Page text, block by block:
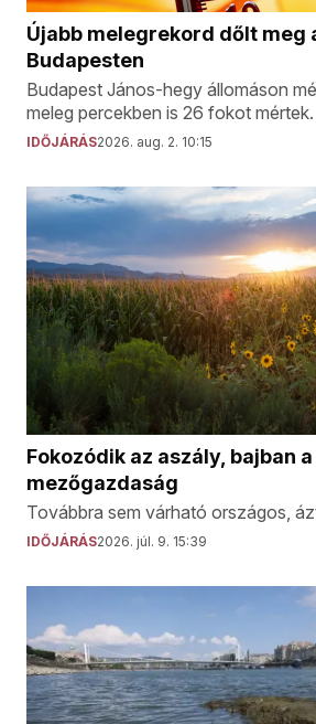
Újabb melegrekord dőlt meg
Budapesten
Budapest János-hegy állomáson
meleg percekben is 26 fokot mértek.
IDŐJÁRÁS2026. aug. 2. 10:15
Fokozódik az aszály, bajban a
mezőgazdaság
Továbbra sem várható országos,
IDŐJÁRÁS2026. júl. 9. 15:39